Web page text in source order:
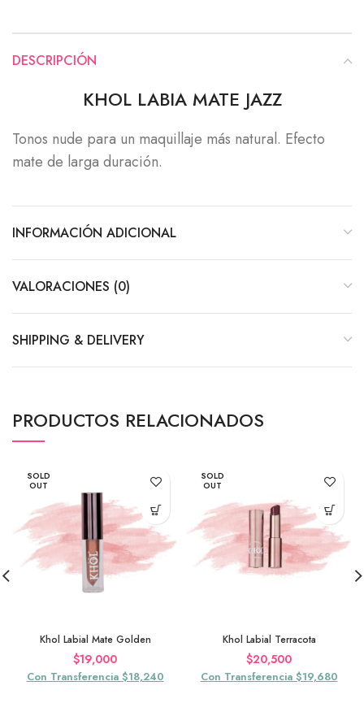
DESCRIPCIÓN
KHOL LABIA MATE JAZZ
Tonos nude para un maquillaje más natural. Efecto
mate de larga duración.
INFORMACIÓN ADICIONAL
VALORACIONES (0)
SHIPPING & DELIVERY
PRODUCTOS RELACIONADOS
SOLD
OUT
Khol Labial Mate Golden
$19,000
Con Transferencia $18,240
SOLD
OUT
Khol Labial Terracota
$20,500
Con Transferencia $19,680